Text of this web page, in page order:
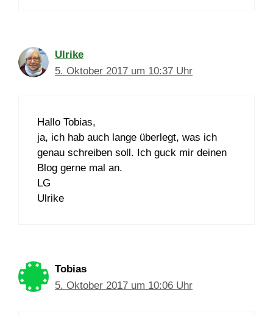
Ulrike
5. Oktober 2017 um 10:37 Uhr
Hallo Tobias,
ja, ich hab auch lange überlegt, was ich
genau schreiben soll. Ich guck mir deinen
Blog gerne mal an.
LG
Ulrike
Tobias
5. Oktober 2017 um 10:06 Uhr